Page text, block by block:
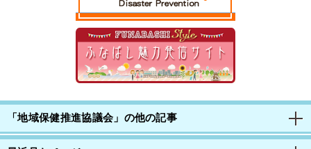
「地域保健推進協議会」の他の記事